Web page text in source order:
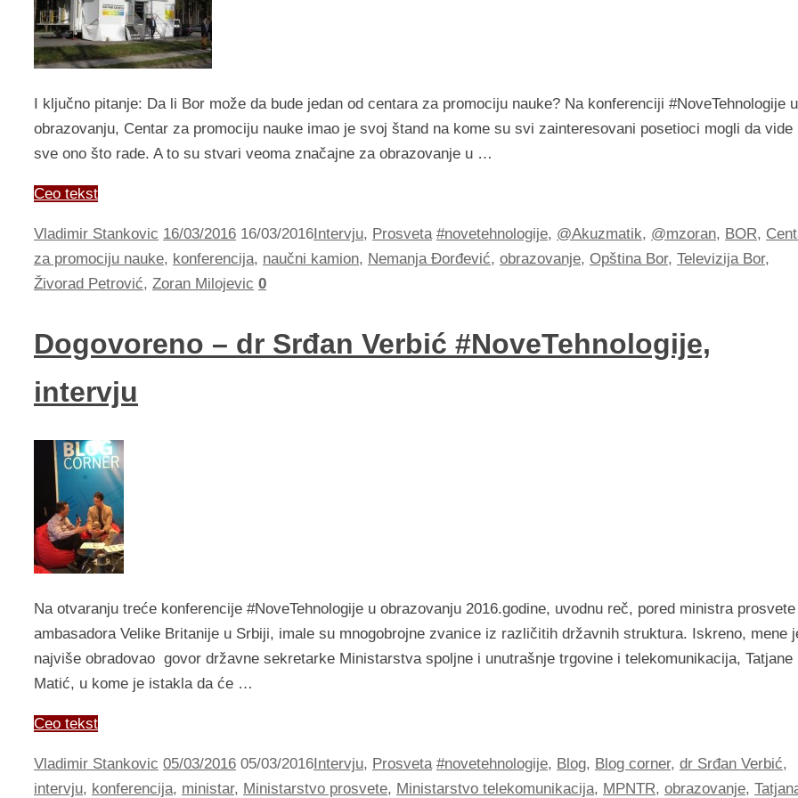
I ključno pitanje: Da li Bor može da bude jedan od centara za promociju nauke? Na konferenciji #NoveTehnologije u
obrazovanju, Centar za promociju nauke imao je svoj štand na kome su svi zainteresovani posetioci mogli da vide
sve ono što rade. A to su stvari veoma značajne za obrazovanje u …
Ceo tekst
Vladimir Stankovic 16/03/2016 16/03/2016Intervju, Prosveta #novetehnologije, @Akuzmatik, @mzoran, BOR,
za promociju nauke, konferencija, naučni kamion, Nemanja Đorđević, obrazovanje, Opština Bor, Televizija Bor,
Živorad Petrović, Zoran Milojevic 0
Dogovoreno – dr Srđan Verbić #NoveTehnologije,
intervju
Na otvaranju treće konferencije #NoveTehnologije u obrazovanju 2016.godine, uvodnu reč, pored ministra
ambasadora Velike Britanije u Srbiji, imale su mnogobrojne zvanice iz različitih državnih struktura. Iskreno, mene
najviše obradovao govor državne sekretarke Ministarstva spoljne i unutrašnje trgovine i telekomunikacija, Tatjane
Matić, u kome je istakla da će …
Ceo tekst
Vladimir Stankovic 05/03/2016 05/03/2016Intervju, Prosveta #novetehnologije, Blog, Blog corner, dr Srđan Verbić,
intervju, konferencija, ministar, Ministarstvo prosvete, Ministarstvo telekomunikacija, MPNTR, obrazovanje,